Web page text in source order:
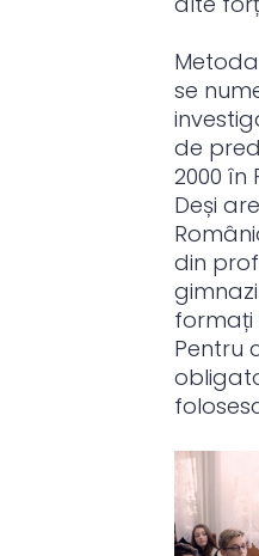
se
de
2000 în
Deși
din
formați
Pentru